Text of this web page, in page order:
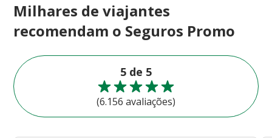
Milhares de viajantes
recomendam o Seguros Promo
5 de 5
(6.156 avaliações)